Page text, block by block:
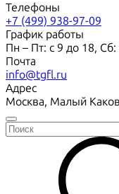
Телефоны
+7 (499) 938-97-09
График работы
Пн – Пт: с 9 до 18, Сб:
Почта
info@tgfl.ru
Адрес
Москва, Малый